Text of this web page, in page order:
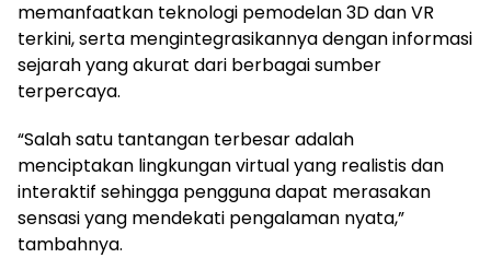
memanfaatkan teknologi pemodelan 3D dan VR
terkini, serta mengintegrasikannya dengan informasi
sejarah yang akurat dari berbagai sumber
terpercaya.
“Salah satu tantangan terbesar adalah
menciptakan lingkungan virtual yang realistis dan
interaktif sehingga pengguna dapat merasakan
sensasi yang mendekati pengalaman nyata,”
tambahnya.